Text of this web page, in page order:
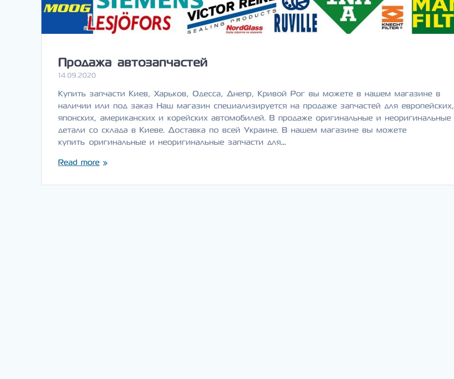
Продажа автозапчастей
14.09.2020
Купить запчасти Киев, Харьков, Одесса, Днепр, Кривой Рог вы можете в нашем магазине в
наличии или под заказ Наш магазин специализируется на продаже запчастей для европейских,
японских, американских и корейских автомобилей. В продаже оригинальные и неоригинальные
детали со склада в Киеве. Доставка по всей Украине. В нашем магазине вы можете
купить оригинальные и неоригинальные запчасти для…
Read more